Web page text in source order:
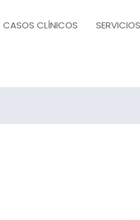
CASOS CLÍNICOS SERVICIOS